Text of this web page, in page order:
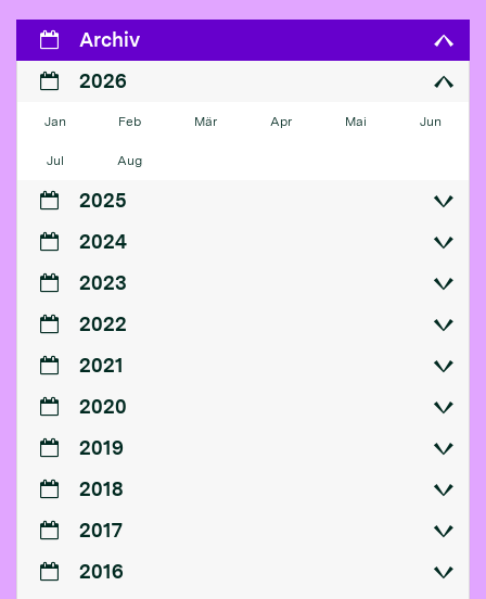
Archiv
2026
Jan Feb Mär Apr Mai Jun
Jul Aug
2025
2024
2023
2022
2021
2020
2019
2018
2017
2016